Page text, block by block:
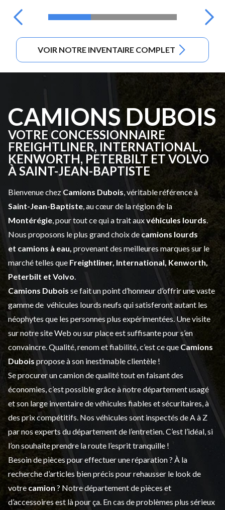
VOIR NOTRE INVENTAIRE COMPLET
CAMIONS DUBOIS
VOTRE CONCESSIONNAIRE
FREIGHTLINER, INTERNATIONAL,
KENWORTH, PETERBILT ET VOLVO
À SAINT-JEAN-BAPTISTE
Bienvenue chez Camions Dubois , véritable référence à
Saint-Jean-Baptiste , au cœur de la région de la
Montérégie , pour tout ce qui a trait auxvéhicules lourds
Nous proposons le plus grand choix de camions lourds
et camions à eau, provenant des meilleures marques sur le
marché telles que Freightliner, International, Kenworth,
Peterbilt et Volvo
Camions Dubois se fait un point d’honneur d’offrir une vaste
gamme de véhicules lourds neufs qui satisferont autant les
néophytes que les personnes plus expérimentées. Une visite
sur notre site Web ou sur place est suffisante pour s’en
convaincre. Qualité, renom et fiabilité, c’est ce que Camions
Dubois propose à son inestimable clientèle !
Se procurer un camion de qualité tout en faisant des
économies, c’est possible grâce à notredépartement usagé
et son large inventaire de véhicules fiables et sécuritaires, à
des prix compétitifs. Nos véhicules sont inspectés de A à Z
par nos experts du département de l’entretien . C’est l’idéal, si
l’on souhaite prendre la route l’esprit tranquille !
Besoin de pièces pour effectuer une réparation ? À la
recherche d’articles bien précis pour rehausser le look de
votre camion ? Notre département depièces et
d’accessoiresest là pour ça. En cas de problèmes plus sérieux